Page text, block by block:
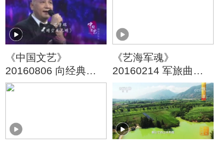
《中国文艺》
20160806 向经典致
敬 本期致敬人物——
《艺海军魂》
20160214 军旅曲艺
家——常宝华